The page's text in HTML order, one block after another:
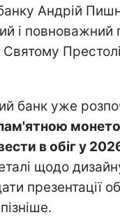
Андрій
і повноважний
Святому
банк уже
в обіг у
щодо
презентації